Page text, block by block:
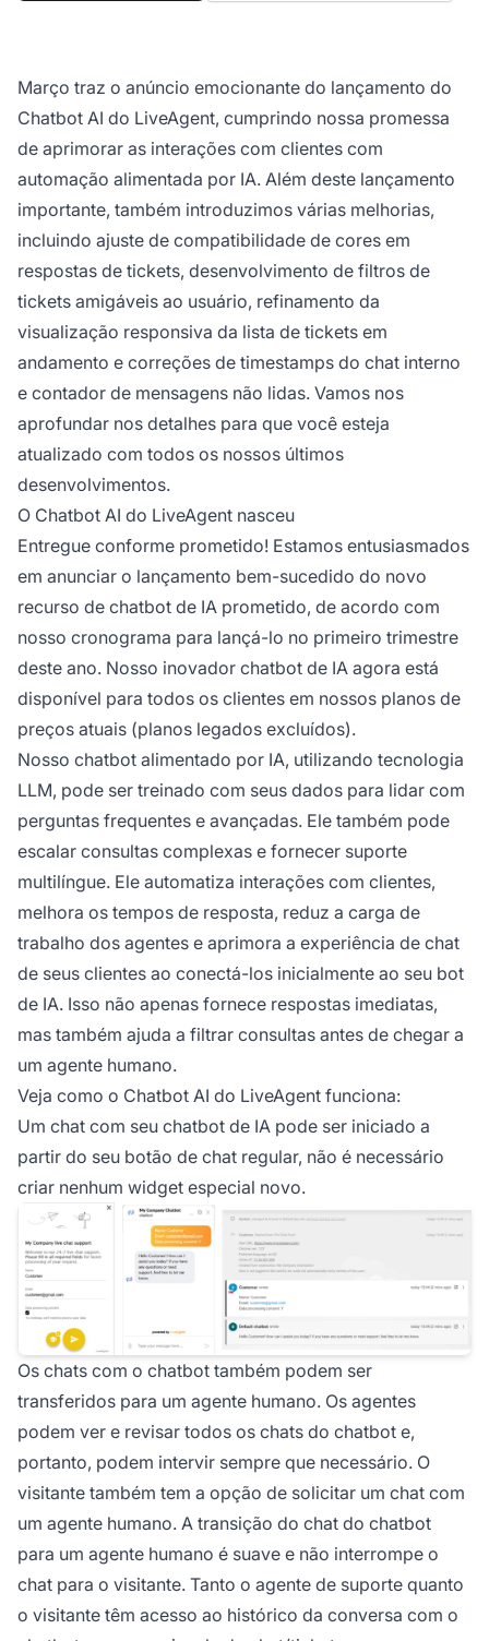
Março traz o anúncio emocionante do lançamento do
Chatbot AI do LiveAgent, cumprindo nossa promessa
de aprimorar as interações com clientes com
automação alimentada por IA. Além deste lançamento
importante, também introduzimos várias melhorias,
incluindo ajuste de compatibilidade de cores em
respostas de tickets, desenvolvimento de filtros de
tickets amigáveis ao usuário, refinamento da
visualização responsiva da lista de tickets em
andamento e correções de timestamps do chat interno
e contador de mensagens não lidas. Vamos nos
aprofundar nos detalhes para que você esteja
atualizado com todos os nossos últimos
desenvolvimentos.
O Chatbot AI do LiveAgent nasceu
Entregue conforme prometido! Estamos entusiasmados
em anunciar o lançamento bem-sucedido do novo
recurso de chatbot de IA prometido, de acordo com
nosso cronograma para lançá-lo no primeiro trimestre
deste ano. Nosso inovador chatbot de IA agora está
disponível para todos os clientes em nossos planos de
preços atuais (planos legados excluídos).
Nosso chatbot alimentado por IA, utilizando tecnologia
LLM, pode ser treinado com seus dados para lidar com
perguntas frequentes e avançadas. Ele também pode
escalar consultas complexas e fornecer suporte
multilíngue. Ele automatiza interações com clientes,
melhora os tempos de resposta, reduz a carga de
trabalho dos agentes e aprimora a experiência de chat
de seus clientes ao conectá-los inicialmente ao seu bot
de IA. Isso não apenas fornece respostas imediatas,
mas também ajuda a filtrar consultas antes de chegar a
um agente humano.
Veja como o Chatbot AI do LiveAgent funciona:
Um chat com seu chatbot de IA pode ser iniciado a
partir do seu botão de chat regular, não é necessário
criar nenhum widget especial novo.
Os chats com o chatbot também podem ser
transferidos para um agente humano. Os agentes
podem ver e revisar todos os chats do chatbot e,
portanto, podem intervir sempre que necessário. O
visitante também tem a opção de solicitar um chat com
um agente humano. A transição do chat do chatbot
para um agente humano é suave e não interrompe o
chat para o visitante. Tanto o agente de suporte quanto
o visitante têm acesso ao histórico da conversa com o